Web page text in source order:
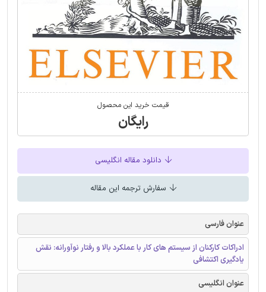
قیمت خرید این محصول
رایگان
دانلود مقاله انگلیسی
سفارش ترجمه این مقاله
عنوان فارسی
ادراکات کارکنان از سیستم های کار با عملکرد بالا و رفتار نوآورانه: نقش
یادگیری اکتشافی
عنوان انگلیسی